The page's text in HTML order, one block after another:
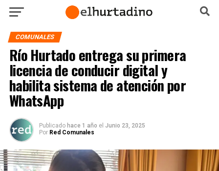
COMUNALES
Río Hurtado entrega su primera
licencia de conducir digital y
habilita sistema de atención por
WhatsApp
Publicado hace 1 año el Junio 23, 2025
Por Red Comunales